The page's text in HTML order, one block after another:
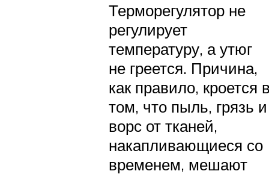
Терморегулятор не
регулирует
температуру, а утюг
не греется. Причина,
как правило, кроется
том, что пыль, грязь и
ворс от тканей,
накапливающиеся со
временем, мешают